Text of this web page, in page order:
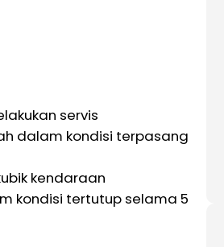
servis
dalam kondisi terpasang
kendaraan
kondisi tertutup selama 5